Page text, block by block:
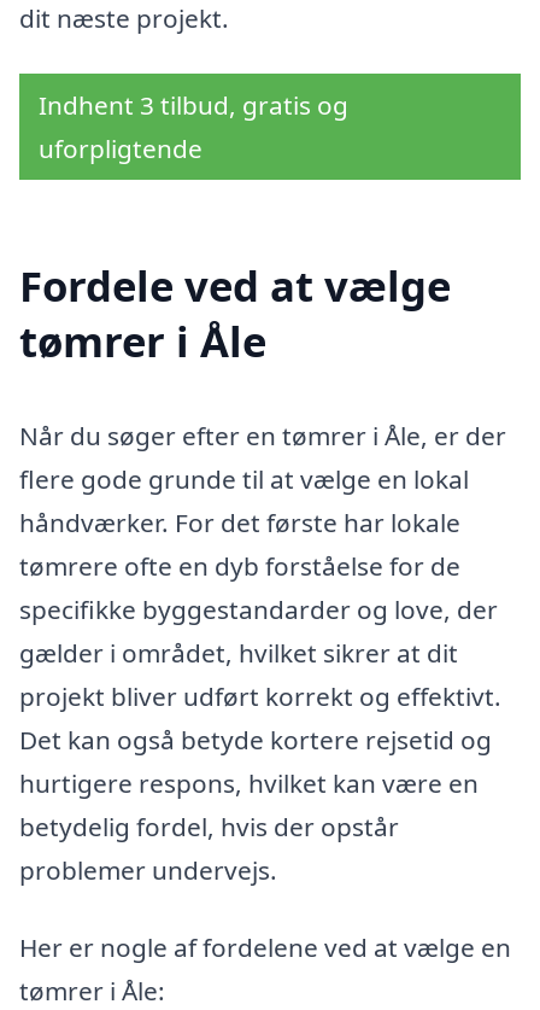
dit næste projekt.
Indhent 3 tilbud, gratis og
uforpligtende
Fordele ved at vælge
tømrer i Åle
Når du søger efter en tømrer i Åle, er der
flere gode grunde til at vælge en lokal
håndværker. For det første har lokale
tømrere ofte en dyb forståelse for de
specifikke byggestandarder og love, der
gælder i området, hvilket sikrer at dit
projekt bliver udført korrekt og effektivt.
Det kan også betyde kortere rejsetid og
hurtigere respons, hvilket kan være en
betydelig fordel, hvis der opstår
problemer undervejs.
Her er nogle af fordelene ved at vælge en
tømrer i Åle: